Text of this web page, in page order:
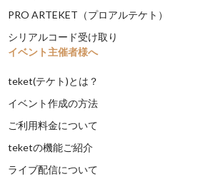
PRO ARTEKET（プロアルテケト）
シリアルコード受け取り
イベント主催者様へ
teket(テケト)とは？
イベント作成の方法
ご利用料金について
teketの機能ご紹介
ライブ配信について